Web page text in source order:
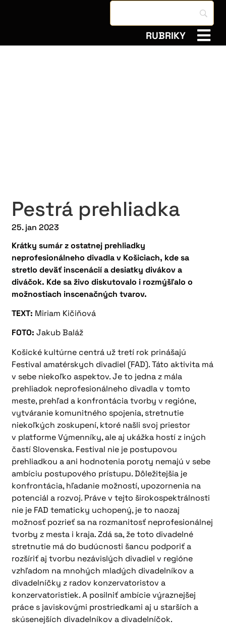
RUBRIKY
Pestrá prehliadka
25. jan 2023
Krátky sumár z ostatnej prehliadky
neprofesionálneho divadla v Košiciach, kde sa
stretlo deväť inscenácií a desiatky divákov a
diváčok. Kde sa živo diskutovalo i rozmýšľalo o
možnostiach inscenačných tvarov.
TEXT: Miriam Kičiňová
FOTO:Jakub Baláž
Košické kultúrne centrá už tretí rok prinášajú
Festival amatérskych divadiel (FAD). Táto aktivita má
v sebe niekoľko aspektov. Je to jedna z mála
prehliadok neprofesionálneho divadla v tomto
meste, prehľad a konfrontácia tvorby v regióne,
vytváranie komunitného spojenia, stretnutie
niekoľkých zoskupení, ktoré našli svoj priestor
v platforme Výmenníky, ale aj ukážka hostí z iných
častí Slovenska. Festival nie je postupovou
prehliadkou a ani hodnotenia poroty nemajú v sebe
ambíciu postupového prístupu. Dôležitejšia je
konfrontácia, hľadanie možností, upozornenia na
potenciál a rozvoj. Práve v tejto širokospektrálnosti
nie je FAD tematicky uchopený, je to naozaj
možnosť pozrieť sa na rozmanitosť neprofesionálnej
tvorby z mesta i kraja. Zdá sa, že toto divadelné
stretnutie má do budúcnosti šancu podporiť a
rozšíriť aj tvorbu nezávislých divadiel v regióne
vzhľadom na mnohých mladých divadelníkov a
divadelníčky z radov konzervatoristov a
konzervatoristiek. A posilniť ambície výraznejšej
práce s javiskovými prostriedkami aj u starších a
skúsenejších divadelníkov a divadelníčok.